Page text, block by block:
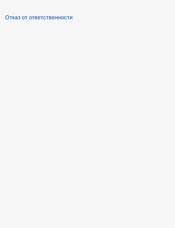
Отказ от ответственности